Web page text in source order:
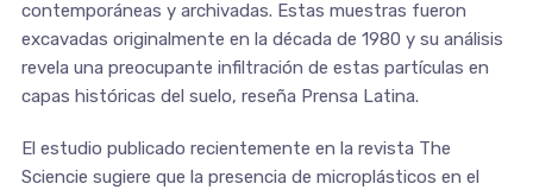
contemporáneas y archivadas. Estas muestras fueron
excavadas originalmente en la década de 1980 y su análisis
revela una preocupante infiltración de estas partículas en
capas históricas del suelo, reseña Prensa Latina.
El estudio publicado recientemente en la revista The
Sciencie sugiere que la presencia de microplásticos en el